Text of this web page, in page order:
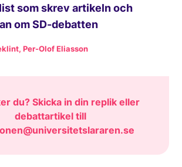
som skrev artikeln och
om SD-debatten
Per-Olof Eliasson
du? Skicka in din replik eller
debattartikel till